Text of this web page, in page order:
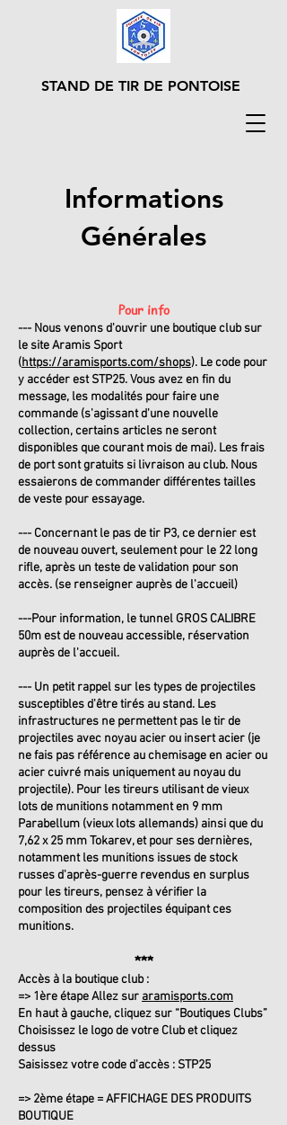
STAND DE TIR DE PONTOISE
Informations
Générales
Pour info
--- Nous venons d'ouvrir une boutique club sur
le site Aramis Sport
(https://aramisports.com/shops). Le code pour
y accéder est STP25. Vous avez en fin du
message, les modalités pour faire une
commande (s'agissant d'une nouvelle
collection, certains articles ne seront
disponibles que courant mois de mai). Les frais
de port sont gratuits si livraison au club. Nous
essaierons de commander différentes tailles
de veste pour essayage.
--- Concernant le pas de tir P3, ce dernier est
de nouveau ouvert, seulement pour le 22 long
rifle, après un teste de validation pour son
accès. (se renseigner auprès de l'accueil)
---Pour information, le tunnel GROS CALIBRE
50m est de nouveau accessible, réservation
auprès de l'accueil.
--- Un petit rappel sur les types de projectiles
susceptibles d'être tirés au stand. Les
infrastructures ne permettent pas le tir de
projectiles avec noyau acier ou insert acier (je
ne fais pas référence au chemisage en acier ou
acier cuivré mais uniquement au noyau du
projectile). Pour les tireurs utilisant de vieux
lots de munitions notamment en 9 mm
Parabellum (vieux lots allemands) ainsi que du
7,62 x 25 mm Tokarev, et pour ses dernières,
notamment les munitions issues de stock
russes d'après-guerre revendus en surplus
pour les tireurs, pensez à vérifier la
composition des projectiles équipant ces
munitions.
​***
Accès à la boutique club :
=> 1ère étape Allez sur aramisports.com
En haut à gauche, cliquez sur “Boutiques Clubs”
Choisissez le logo de votre Club et cliquez
dessus
Saisissez votre code d'accès : STP25
=> 2ème étape = AFFICHAGE DES PRODUITS
BOUTIQUE